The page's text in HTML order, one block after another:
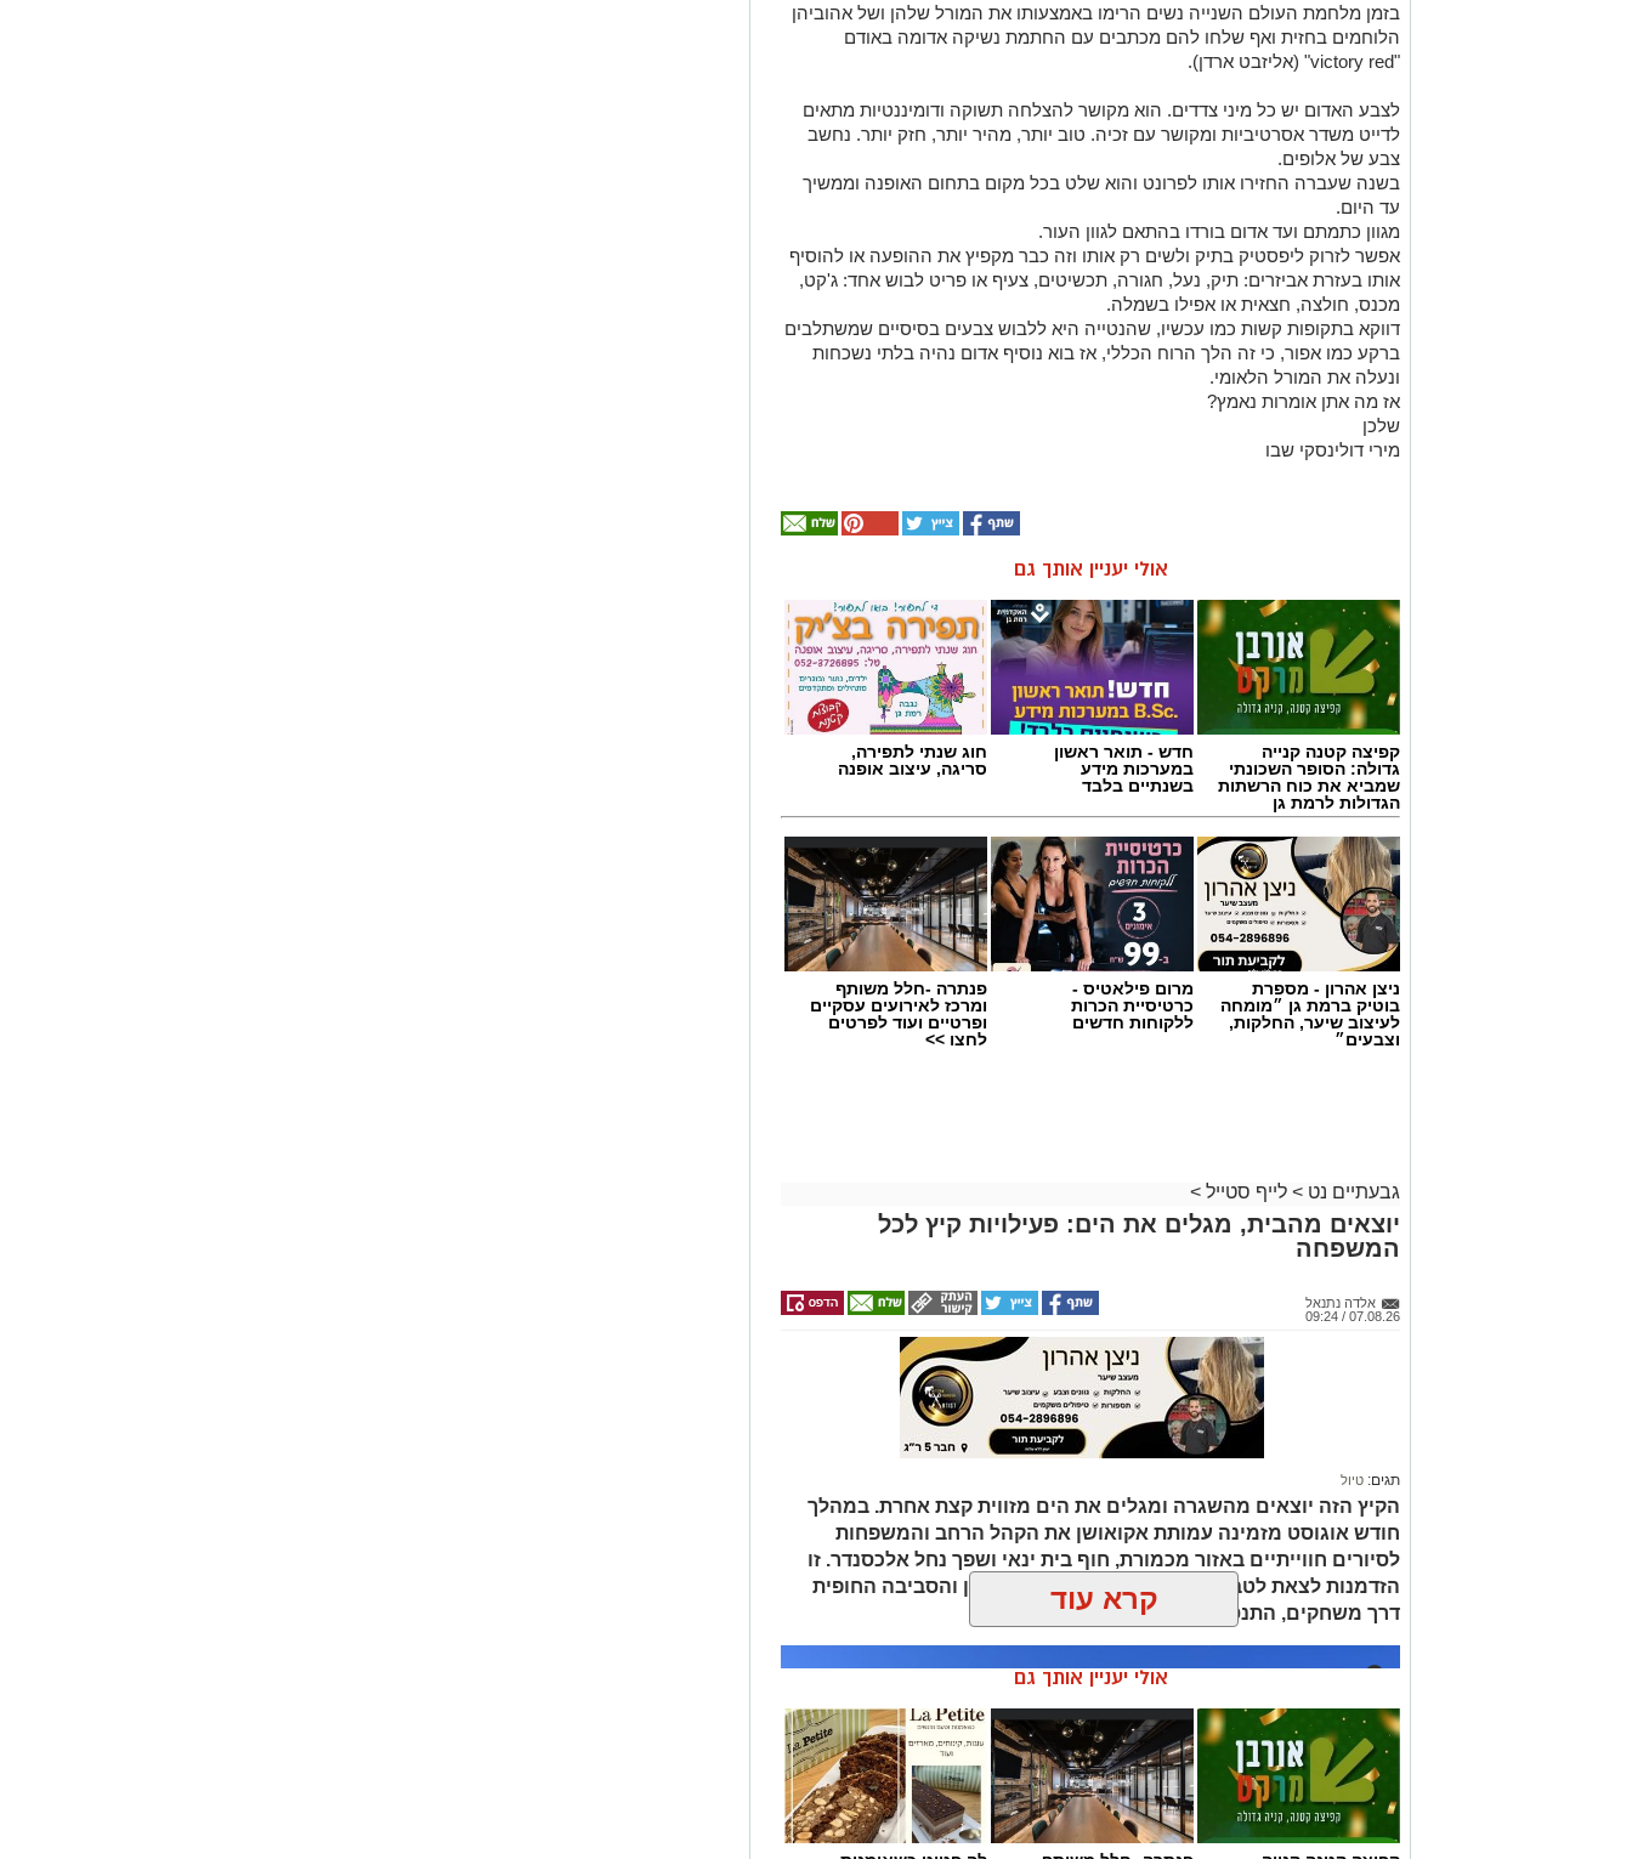
לדייט משדר אסרטיביות ומקושר עם זכיה. טוב יותר, מהיר יותר, חזק יותר. נחשב
צבע של אלופים.
בשנה שעברה החזירו אותו לפרונט והוא שלט בכל מקום בתחום האופנה וממשיך
מגוון כתמתם ועד אדום בורדו בהתאם לגוון העור.
אפשר לזרוק ליפסטיק בתיק ולשים רק אותו וזה כבר מקפיץ את ההופעה או להוסיף
אותו בעזרת אביזרים: תיק, נעל, חגורה, תכשיטים, צעיף או פריט לבוש אחד: ג'קט,
מכנס, חולצה, חצאית או אפילו בשמלה.
דווקא בתקופות קשות כמו עכשיו, שהנטייה היא ללבוש צבעים בסיסיים שמשתלבים
ברקע כמו אפור, כי זה הלך הרוח הכללי, אז בוא נוסיף אדום נהיה בלתי נשכחות
ונעלה את המורל הלאומי.
אז מה אתן אומרות נאמץ?
שלכן
מירי דולינסקי שבו
קפיצה קטנה קנייה
גדולה: הסופר השכונתי
שמביא את כוח הרשתות
הגדולות לרמת גן
חדש - תואר ראשון
במערכות מידע
בשנתיים בלבד
חוג שנתי לתפירה,
סריגה, עיצוב אופנה
ניצן אהרון - מספרת
בוטיק ברמת גן ״מומחה
לעיצוב שיער, החלקות,
וצבעים״
מרום פילאטיס -
כרטיסיית הכרות
ללקוחות חדשים
פנתרה -חלל משותף
ומרכז לאירועים עסקיים
ופרטיים ועוד לפרטים
לחצו >>
07.08.26 / 09:24
הקיץ הזה יוצאים מהשגרה ומגלים את הים מזווית קצת אחרת. במהלך
חודש אוגוסט מזמינה עמותת אקואושן את הקהל הרחב והמשפחות
לסיורים חווייתיים באזור מכמורת, חוף בית ינאי ושפך נחל אלכסנדר. זו
הזדמנות לצאת לטבע ולהכיר מקרוב את הים התיכון והסביבה החופית
דרך משחקים, התנסות ופעילות מהנה ומגבשת.
אולי יעניין אותך גם
קפיצה קטנה קנייה
גדולה: הסופר השכונתי
שמביא את כוח הרשתות
הגדולות לרמת גן
פנתרה -חלל משותף
ומרכז לאירועים עסקיים
ופרטיים ועוד לפרטים
לחצו >>
לה פטיט כשאומנות
וטעם נפגשים